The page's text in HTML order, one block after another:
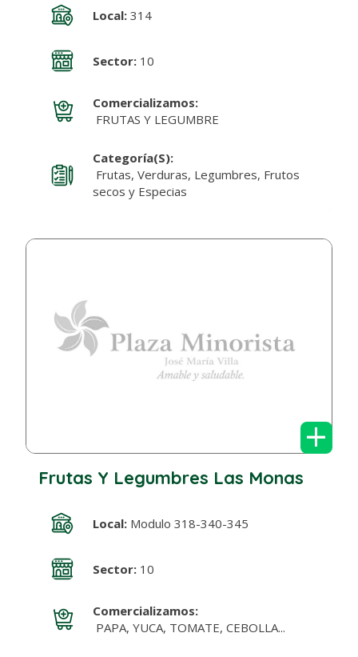
Local:314
Sector:10
Comercializamos:
FRUTAS Y LEGUMBRE
Categoría(s):
Frutas, Verduras, Legumbres, Frutos
secos y Especias
+
Frutas Y Legumbres Las Monas
Local:Modulo 318-340-345
Sector:10
Comercializamos:
PAPA, YUCA, TOMATE, CEBOLLA...